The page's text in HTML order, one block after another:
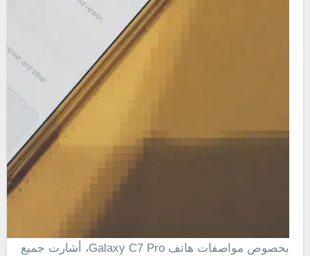
بخصوص مواصفات هاتف Galaxy C7 Pro، أشارت جميع